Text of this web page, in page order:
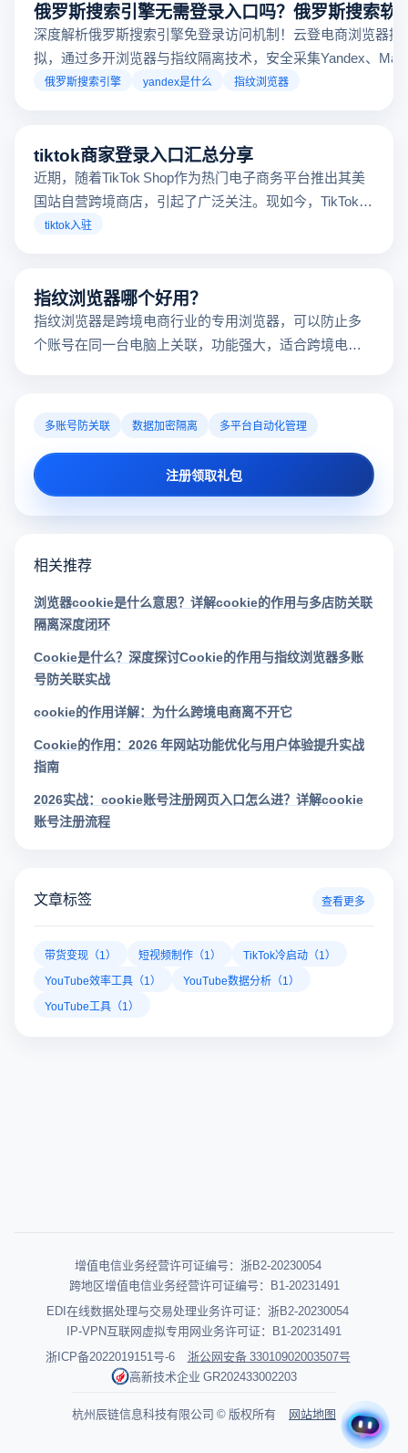
俄罗斯搜索引擎有哪些？俄罗斯搜索引擎是什么
深度解析俄罗斯搜索引擎Yandex、Mail.ru 、Sputnik！云登电
器提供多开浏览器环境与真实俄语指纹模拟，安全获取本土市
据，助力跨境电商精准决策。
俄罗斯搜索引擎 yandex是什么 指纹浏览器
俄罗斯搜索引擎无需登录入口吗？俄罗斯搜索软
深度解析俄罗斯搜索引擎免登录访问机制！云登电商浏览器
拟，通过多开浏览器与指纹隔离技术，安全采集Yandex、
tiktok商家登录入口汇总分享
近期，随着TikTok Shop作为热门电子商务平台推出其美
店已覆盖美国、英国及东南亚地区，因此了解官方网站
入口对于tiktok商家入驻至关重要。
tiktok入驻
指纹浏览器是跨境电商行业的专用浏览器，可以防止多
行业。所以很多卖家都在用指纹浏览器，但是指纹浏览
器哪个好用呢？
多账号防关联
号防关联实战
cookie的作用详解：为什么跨境电商离不开它
Cookie的作用：2026 年网站功能优化与用户体验提升实战
指南
2026实战：cookie账号注册网页入口怎么进？详解cookie
账号注册流程